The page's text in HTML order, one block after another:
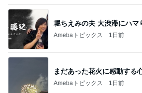
堀ちえみの夫 大渋滞にハマ
Amebaトピックス 1日前
まだあった花火に感動する
Amebaトピックス 1日前